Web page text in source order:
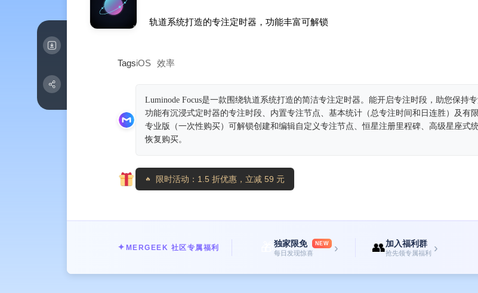
轨道系统打造的专注定时器，功能丰富可解锁
TagsiOS 效率
Luminode Focus是一款围绕轨道系统打造的简洁专注定时器。能开启专注时段，助您保持
功能有沉浸式定时器的专注时段、内置专注节点、基本统计（总专注时间和日连胜）及有
专业版（一次性购买）可解锁创建和编辑自定义专注节点、恒星注册里程碑、高级星座式
恢复购买。
限时活动：1.5 折优惠，立减 59 元
✦ MERGEEK 社区专属福利 独家限免 NEW
每日发现惊喜 › 👥加入福利群
抢先领专属福利 ›